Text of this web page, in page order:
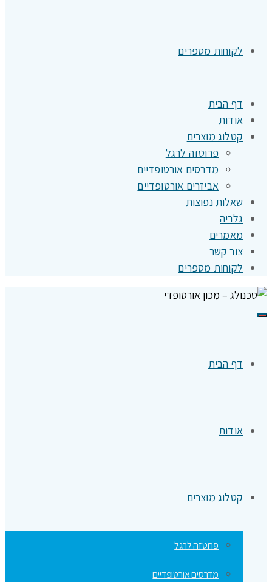
לקוחות מספרים
דף הבית
אודות
קטלוג מוצרים
פרוטזה לרגל
מדרסים אורטופדיים
אביזרים אורטופדיים
שאלות נפוצות
גלריה
מאמרים
צור קשר
לקוחות מספרים
תפריט
דף הבית
אודות
קטלוג מוצרים
פרוטזה לרגל
מדרסים אורטופדיים